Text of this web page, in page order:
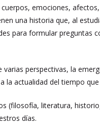
emociones,
una historia que, al
para formular preguntas
perspectivas, la
la actualidad del tiempo
(filosofía, literatura,
días.